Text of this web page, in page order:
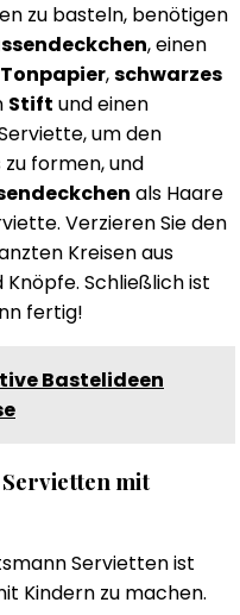
zu basteln, benötigen
, einen
,schwarzes
Stift und einen
um den
formen, und
als Haare
Verzieren Sie den
Kreisen aus
Knöpfe. Schließlich ist
fertig!
Bastelideen
mit
Servietten ist
Kindern zu machen.